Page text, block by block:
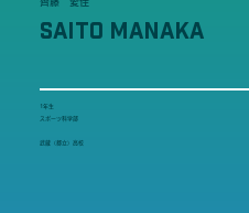
SAITO MANAKA
1年生
スポーツ科学部
武蔵（都立）高校